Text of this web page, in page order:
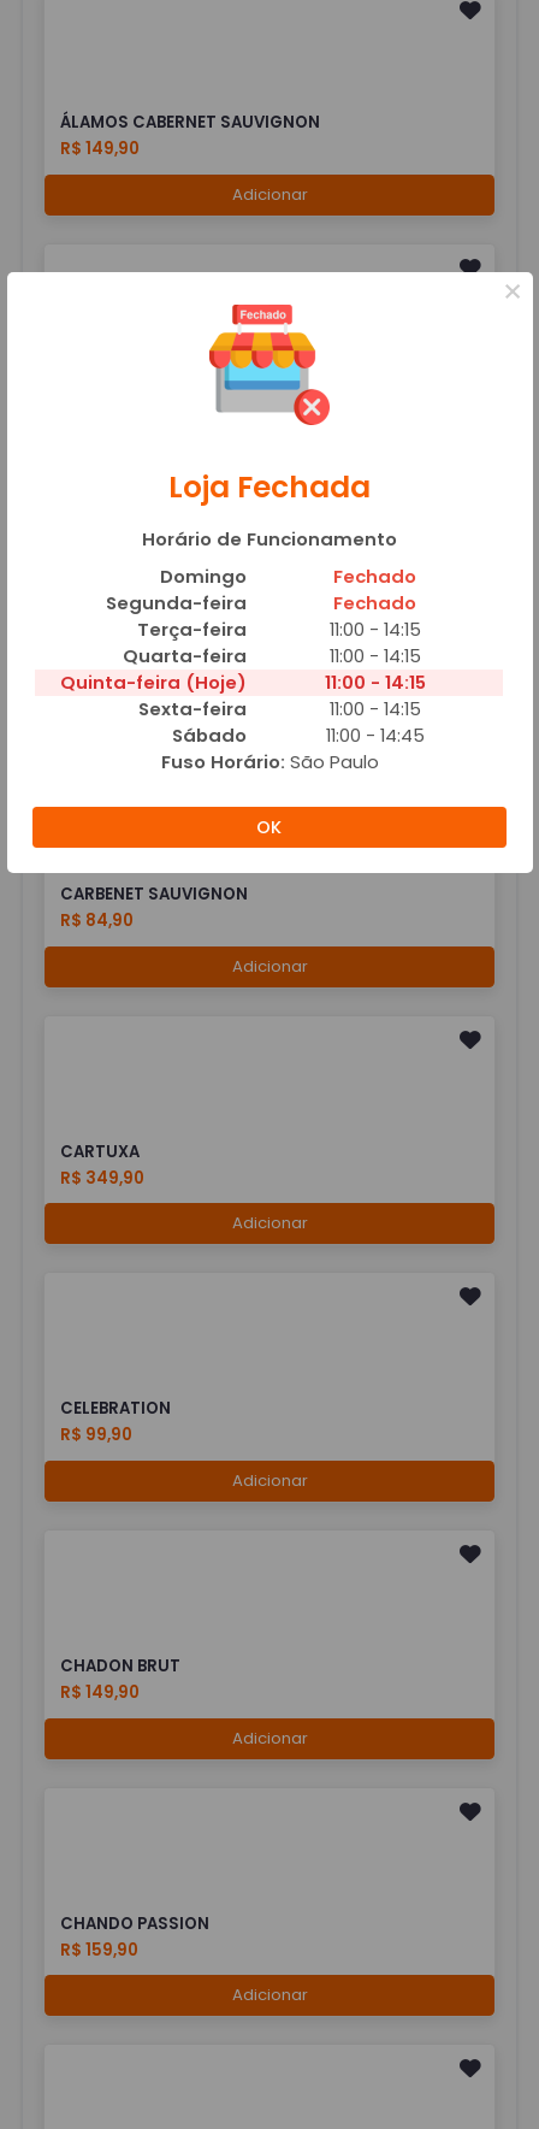
ÁLAMOS CABERNET SAUVIGNON
R$ 149,90
Adicionar
BENJAMIN CABERNET SAUVIGNON
CAMINHO DE CHILE 2021
R$ 109,90
Adicionar
CARBENET SAUVIGNON
R$ 84,90
Adicionar
CARTUXA
R$ 349,90
Adicionar
CELEBRATION
R$ 99,90
Adicionar
CHADON BRUT
R$ 149,90
Adicionar
CHANDO PASSION
R$ 159,90
Adicionar
×
Loja Fechada
Horário de Funcionamento
Domingo
Fechado
Segunda-feira
Fechado
Terça-feira
11:00 - 14:15
Quarta-feira
11:00 - 14:15
Quinta-feira (Hoje)
11:00 - 14:15
Sexta-feira
11:00 - 14:15
Sábado
11:00 - 14:45
Fuso Horário: São Paulo
OK